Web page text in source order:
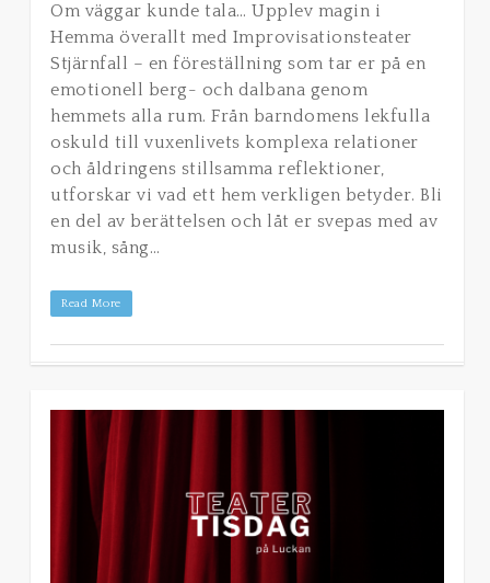
Om väggar kunde tala… Upplev magin i
Hemma överallt med Improvisationsteater
Stjärnfall – en föreställning som tar er på en
emotionell berg- och dalbana genom
hemmets alla rum. Från barndomens lekfulla
oskuld till vuxenlivets komplexa relationer
och åldringens stillsamma reflektioner,
utforskar vi vad ett hem verkligen betyder. Bli
en del av berättelsen och låt er svepas med av
musik, sång…
Read More